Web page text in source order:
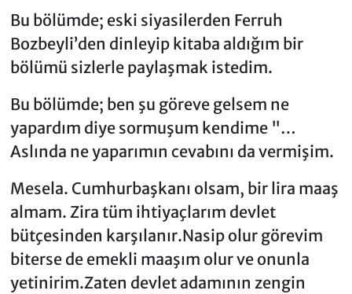
Bu bölümde; eski siyasilerden Ferruh
Bozbeyli’den dinleyip kitaba aldığım bir
bölümü sizlerle paylaşmak istedim.
Bu bölümde; ben şu göreve gelsem ne
yapardım diye sormuşum kendime "…
Aslında ne yaparımın cevabını da vermişim.
Mesela. Cumhurbaşkanı olsam, bir lira maaş
almam. Zira tüm ihtiyaçlarım devlet
bütçesinden karşılanır.Nasip olur görevim
biterse de emekli maaşım olur ve onunla
yetinirim.Zaten devlet adamının zengin